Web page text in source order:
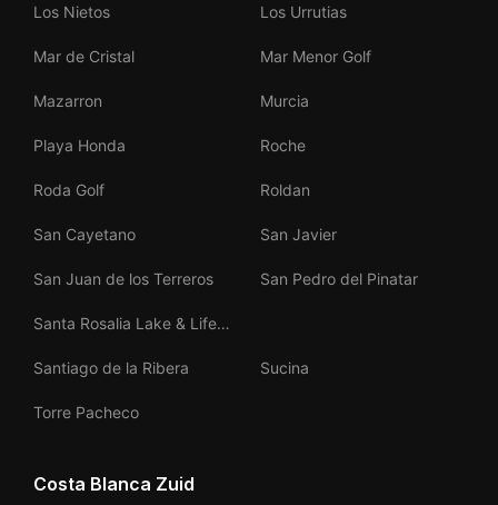
Los Nietos Los Urrutias
Mar de Cristal Mar Menor Golf
Mazarron Murcia
Playa Honda Roche
Roda Golf Roldan
San Cayetano San Javier
San Juan de los Terreros San Pedro del Pinatar
Santa Rosalia Lake & Life
Santiago de la Ribera
Sucina
Torre Pacheco
Costa Blanca Zuid